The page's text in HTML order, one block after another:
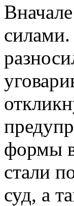
формы
стали
суд, а